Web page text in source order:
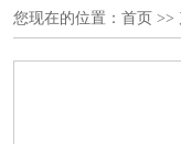
您现在的位置： 首页 >>